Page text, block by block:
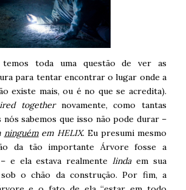
temos toda uma questão de ver as
para tentar encontrar o lugar onde a
existe mais, ou é no que se acredita).
togethernovamente, como tantas
nós sabemos que isso não pode durar –
ninguémem HELIX. Eu presumi mesmo
da tão importante Árvore fosse a
e ela estava realmentelindaem sua
sob o chão da construção. Por fim, a